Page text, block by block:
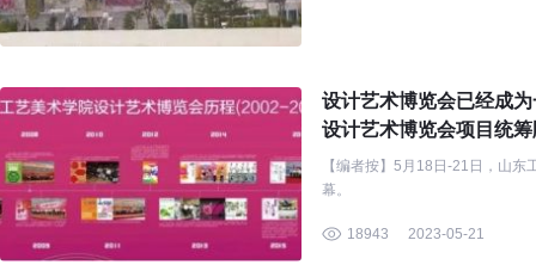
设计艺术博览会已经成
设计艺术博览会项目统
【编者按】5月18日-21日，山
幕。
18943 2023-05-21